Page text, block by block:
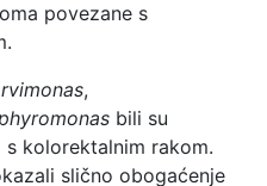
povezane s
,
bili su
kolorektalnim rakom.
slično obogaćenje